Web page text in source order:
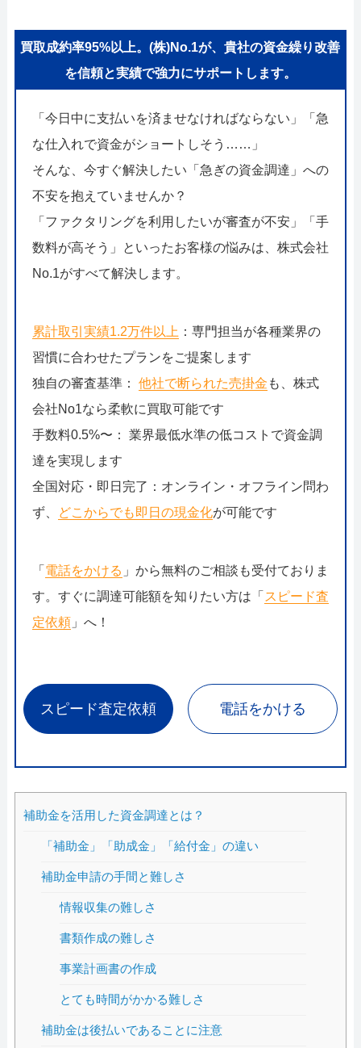
買取成約率95%以上。(株)No.1が、貴社の資金繰り改善
を信頼と実績で強力にサポートします。
「今日中に支払いを済ませなければならない」「急
な仕入れで資金がショートしそう……」
そんな、今すぐ解決したい「急ぎの資金調達」への
不安を抱えていませんか？
「ファクタリングを利用したいが審査が不安」「手
数料が高そう」といったお客様の悩みは、株式会社
No.1がすべて解決します。
累計取引実績1.2万件以上 ：専門担当が各種業界の
習慣に合わせたプランをご提案します
独自の審査基準： 他社で断られた売掛金 も、株式
会社No1なら柔軟に買取可能です
手数料0.5%〜： 業界最低水準の低コストで資金調
達を実現します
全国対応・即日完了：オンライン・オフライン問わ
ず、
どこからでも即日の現金化が可能です
「 電話をかける 」から無料のご相談も受付ておりま
す。すぐに調達可能額を知りたい方は「 スピード査
定依頼」へ！
スピード査定依頼 電話をかける
補助金を活用した資金調達とは？
「補助金」「助成金」「給付金」の違い
補助金申請の手間と難しさ
情報収集の難しさ
書類作成の難しさ
事業計画書の作成
とても時間がかかる難しさ
補助金は後払いであることに注意